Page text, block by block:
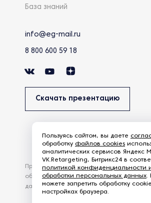
База знаний
info@eg-mail.ru
8 800 600 59 18
Скачать презентацию
Продолжая использовать наш сайт, вы
обработку файлов Cookies и других
данных, в соответствии сПолитикой
Пользуясь сайтом, вы даете
обработку файлов cookies
аналитических сервисов Яндекс
VK.Retargeting, Битрикс24 в
политикой конфиденциальности
обработки персональных данных.
можете запретить обработку
настройках браузера.